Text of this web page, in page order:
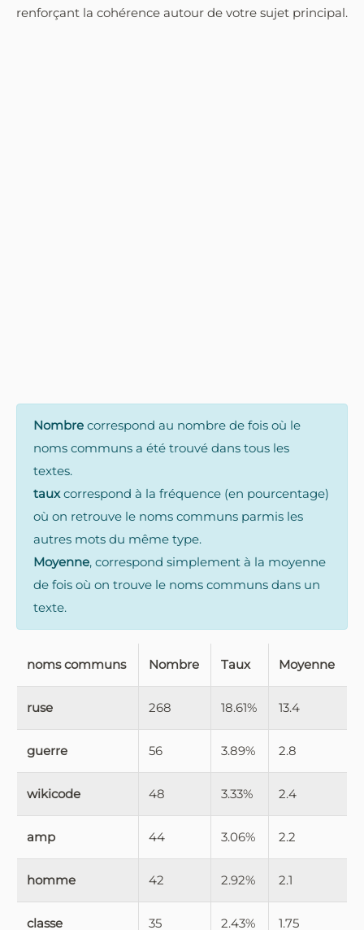
renforçant la cohérence autour de votre sujet principal.
Nombre correspond au nombre de fois où le
noms communs a été trouvé dans tous les
textes.
tauxcorrespond à la fréquence (en pourcentage)
où on retrouve le noms communs parmis les
autres mots du même type.
Moyenne, correspond simplement à la moyenne
de fois où on trouve le noms communs dans un
texte.
noms communs Nombre Taux Moyenne
ruse 268 18.61% 13.4
guerre 56 3.89% 2.8
wikicode 48 3.33% 2.4
amp 44 3.06% 2.2
homme 42 2.92% 2.1
classe 35 2.43% 1.75